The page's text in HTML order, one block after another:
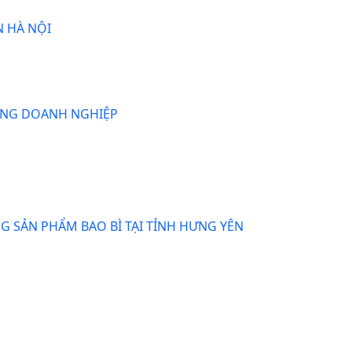
HÀ NỘI
DOANH NGHIỆP
SẢN PHẨM BAO BÌ TẠI TỈNH HƯNG YÊN